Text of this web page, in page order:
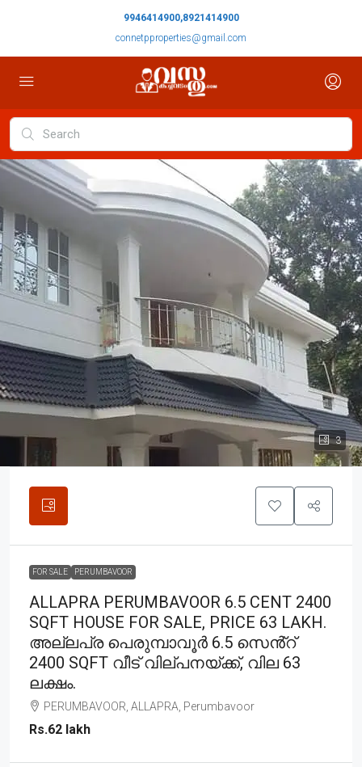
9946414900,8921414900
connetpproperties@gmail.com
3
FOR SALE PERUMBAVOOR
ALLAPRA PERUMBAVOOR 6.5 CENT 2400
SQFT HOUSE FOR SALE, PRICE 63 LAKH.
അല്ലപ്ര പെരുമ്പാവൂർ 6.5 സെൻ്റ്
2400 SQFT വീട് വില്പനയ്ക്ക്, വില 63
ലക്ഷം.
PERUMBAVOOR, ALLAPRA, Perumbavoor
Rs.62 lakh